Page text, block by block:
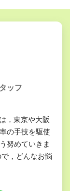
ッフ
，東京や大阪
の手技を駆使
努めていきま
，どんなお悩